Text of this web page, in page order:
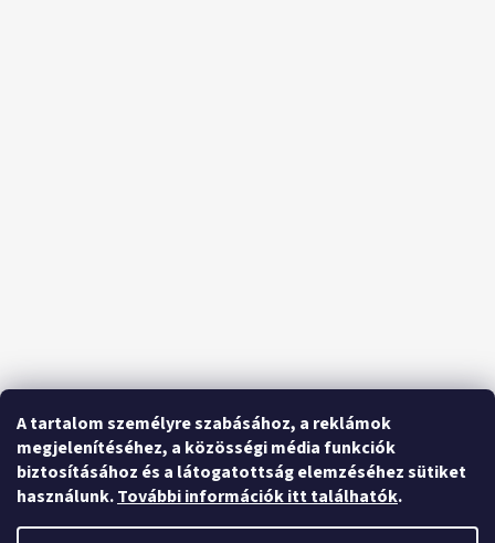
A tartalom személyre szabásához, a reklámok
megjelenítéséhez, a közösségi média funkciók
biztosításához és a látogatottság elemzéséhez sütiket
használunk.További információk itt találhatók.